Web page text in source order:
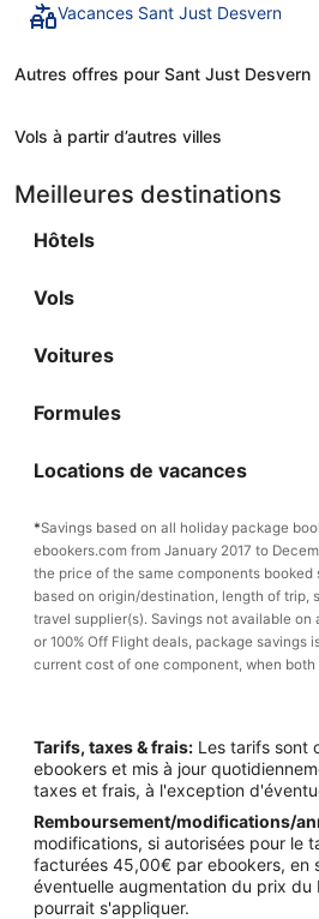
Vacances Sant Just Desvern
Autres offres pour Sant Just Desvern
Vols à partir d’autres villes
Meilleures destinations
Hôtels
Vols
Voitures
Formules
Locations de vacances
*Savings based on all holiday package
ebookers.com from January 2017 to
the price of the same components booked
based on origin/destination, length of trip,
travel supplier(s). Savings not available on
or 100% Off Flight deals, package savings
current cost of one component, when
Tarifs, taxes & frais: Les tarifs sont
ebookers et mis à jour
taxes et frais, à l'exception
Remboursement/modifications/
modifications, si autorisées pour le
facturées 45,00€ par ebookers, en
éventuelle augmentation du prix du
pourrait s'appliquer.